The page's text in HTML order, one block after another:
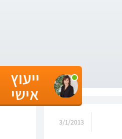
3/1/2013
ייעוץ
אישי